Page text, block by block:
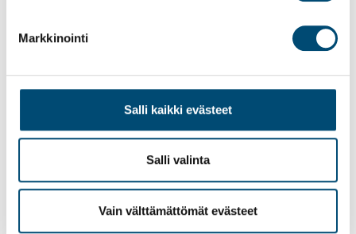
Markkinointi
Salli kaikki evästeet
Salli valinta
Vain välttämättömät evästeet
Aikoinaan aloitellessani työuraani pääsin näkemään
monenlaista yrittäjää ja yritystä. Sen ajan
meri...